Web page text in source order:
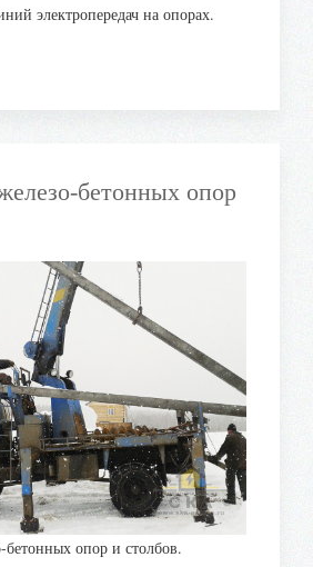
электропередач на опорах.
бетонных опор
бетонных опор и столбов.